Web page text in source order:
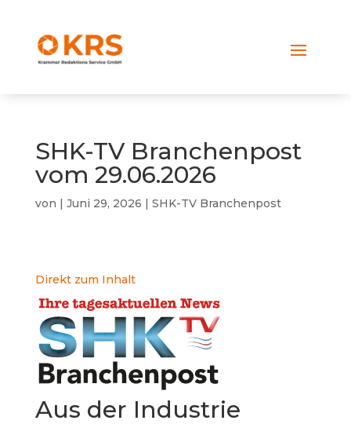
SHK-TV Branchenpost
vom 29.06.2026
von | Juni 29, 2026 | SHK-TV Branchenpost
Direkt zum Inhalt
Aus der Industrie